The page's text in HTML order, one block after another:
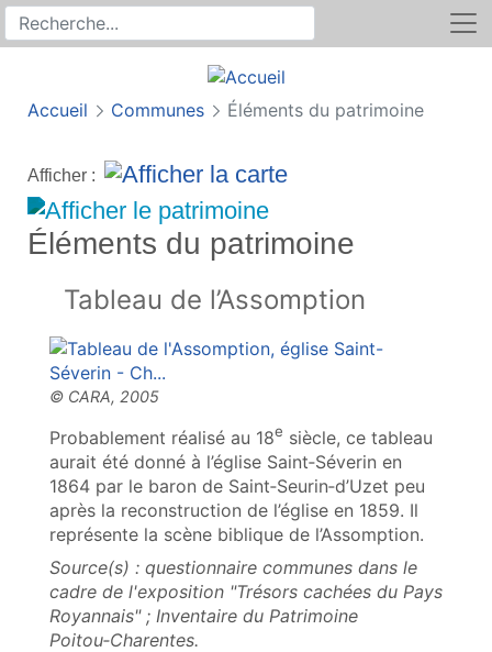
Recherche sur le site
Rechercher
Accueil Communes Éléments du patrimoine
Afficher :
Éléments du patrimoine
Tableau de l’Assomption
Probablement réalisé au 18e siècle, ce tableau
aurait été donné à l’église Saint‑Séverin en
1864 par le baron de Saint‑Seurin‑d’Uzet peu
après la reconstruction de l’église en 1859. Il
représente la scène biblique de l’Assomption.
Source(s) : questionnaire communes dans le
cadre de l'exposition "Trésors cachées du Pays
Royannais" ; Inventaire du Patrimoine
Poitou‑Charentes.